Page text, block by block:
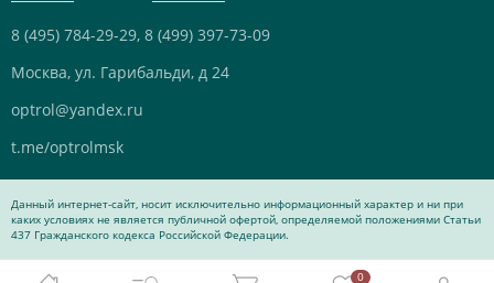
0
8 (495) 784-29-29, 8 (499) 397-73-09
Москва, ул. Гарибальди, д 24
optrol@yandex.ru
t.me/optrolmsk
Данный интернет-сайт, носит исключительно информационный характер и ни при
каких условиях не является публичной офертой, определяемой положениями Статьи
437 Гражданского кодекса Российской Федерации.